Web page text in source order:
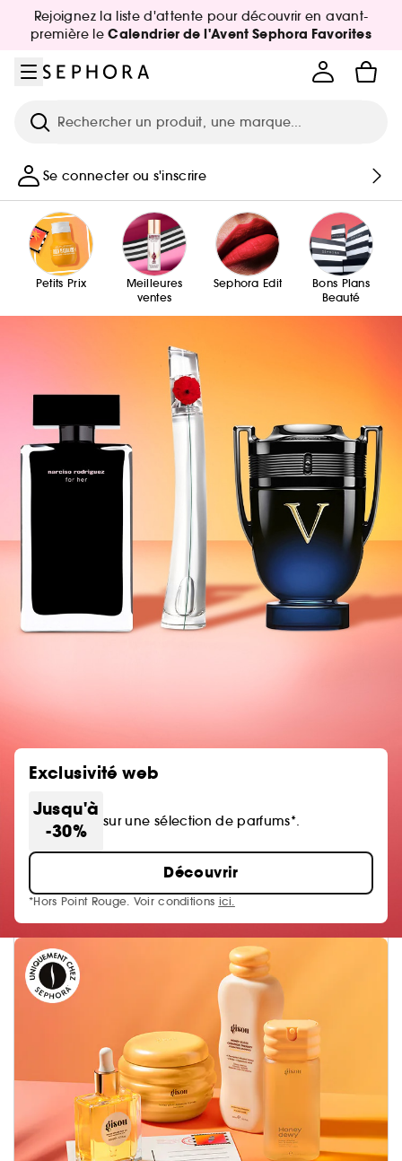
Aller au menu
Aller au contenu principal
Aller au pied de page
Rejoignez la liste d'attente pour découvrir en avant-
première leCalendrier de l'Avent Sephora Favorites
Recherche
Se connecter ou s'inscrire
Petits Prix
Meilleures
ventes
Sephora Edit
Bons Plans
Beauté
Exclusivité web
Jusqu'à
-30%
sur une sélection de parfums*.
Découvrir
*Hors Point Rouge. Voir conditions ici.